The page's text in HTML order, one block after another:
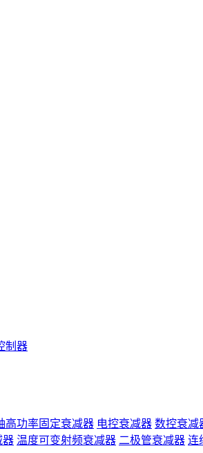
制器
高功率固定衰减器 电控衰减器 数控衰减
器 温度可变射频衰减器 二极管衰减器 连